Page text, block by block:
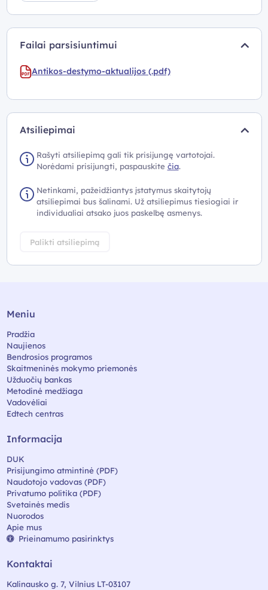
Failai parsisiuntimui
Antikos-destymo-aktualijos (.pdf)
Atsiliepimai
Rašyti atsiliepimą gali tik prisijungę vartotojai.
Norėdami prisijungti, paspauskite čia.
Netinkami, pažeidžiantys įstatymus skaitytojų
atsiliepimai bus šalinami. Už atsiliepimus tiesiogiai ir
individualiai atsako juos paskelbę asmenys.
Palikti atsiliepimą
Meniu
Pradžia
Naujienos
Bendrosios programos
Skaitmeninės mokymo priemonės
Užduočių bankas
Metodinė medžiaga
Vadovėliai
Edtech centras
Informacija
DUK
Prisijungimo atmintinė (PDF)
Naudotojo vadovas (PDF)
Privatumo politika (PDF)
Svetainės medis
Nuorodos
Apie mus
Prieinamumo pasirinktys
Kontaktai
Kalinausko g. 7, Vilnius LT-03107